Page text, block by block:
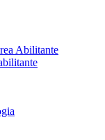
Abilitante